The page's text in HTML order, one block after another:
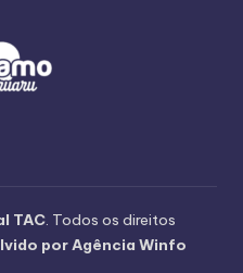
TAC. Todos os direitos
por Agência Winfo